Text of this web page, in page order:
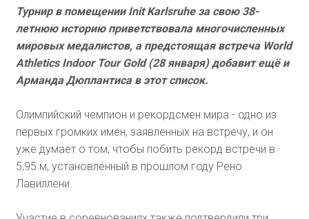
Турнир в помещении Init Karlsruhe за свою 38-
летнюю историю приветствовала многочисленных
мировых медалистов, а предстоящая встреча World
Athletics Indoor Tour Gold (28 января) добавит ещё и
Арманда Дюплантиса в этот список.
Олимпийский чемпион и рекордсмен мира - одно из
первых громких имен, заявленных на встречу, и он
уже думает о том, чтобы побить рекорд встречи в
5,95 м, установленный в прошлом году Рено
Лавиллени.